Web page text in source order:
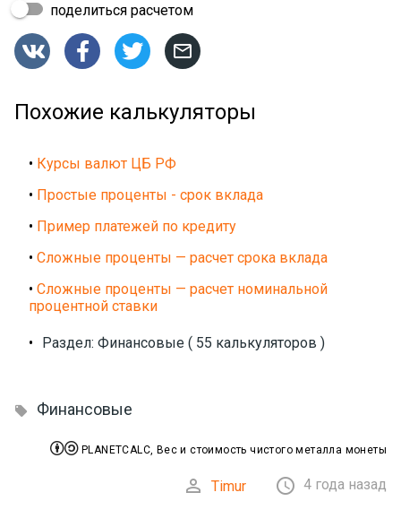
поделиться расчетом
   
Похожие калькуляторы
• Курсы валют ЦБ РФ
• Простые проценты - срок вклада
• Пример платежей по кредиту
• Сложные проценты — расчет срока вклада
• Сложные проценты — расчет номинальной
процентной ставки
• Раздел: Финансовые ( 55 калькуляторов )
 Финансовые
PLANETCALC, Вес и стоимость чистого металла монеты
 Timur  4 года назад